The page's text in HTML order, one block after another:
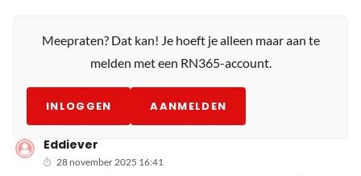
Meepraten? Dat kan! Je hoeft je alleen maar aan te
melden met een RN365-account.
INLOGGEN AANMELDEN
Eddiever
28 november 2025 16:41